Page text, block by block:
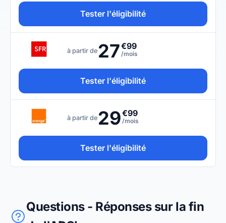
Tester l'éligibilité
à partir de 27€99
/mois
Tester l'éligibilité
à partir de 29€99
/mois
Tester l'éligibilité
Questions - Réponses sur la fin